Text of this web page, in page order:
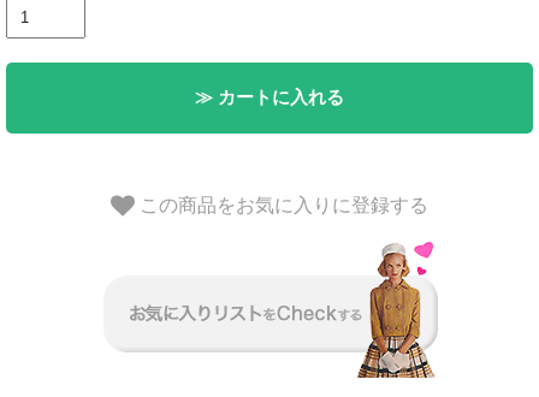
≫ カートに入れる
この商品をお気に入りに登録する